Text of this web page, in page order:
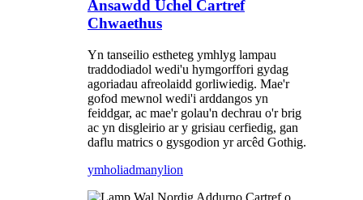
Ansawdd Uchel Cartref
Chwaethus
Yn tanseilio estheteg ymhlyg lampau
traddodiadol wedi'u hymgorffori gydag
agoriadau afreolaidd gorliwiedig. Mae'r
gofod mewnol wedi'i arddangos yn
feiddgar, ac mae'r golau'n dechrau o'r brig
ac yn disgleirio ar y grisiau cerfiedig, gan
daflu matrics o gysgodion yr arcêd Gothig.
ymholiadmanylion